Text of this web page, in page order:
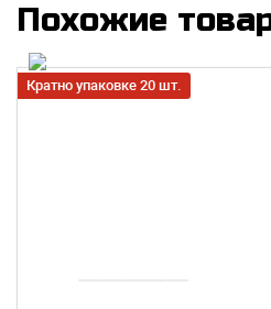
Похожие
Кратно упаковке 20 шт.